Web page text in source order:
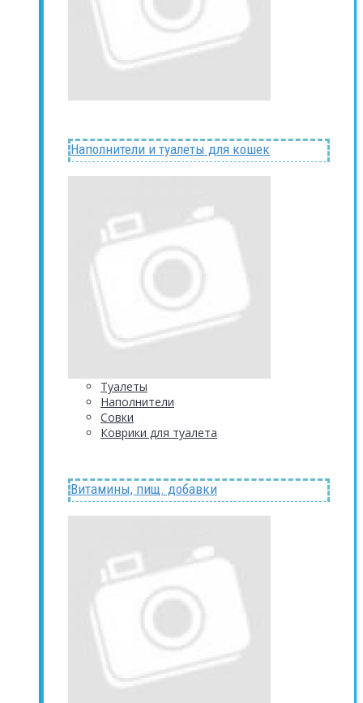
Наполнители и туалеты для кошек
Туалеты
Наполнители
Совки
Коврики для туалета
Витамины, пищ. добавки